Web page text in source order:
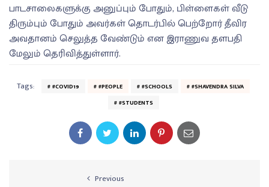
பாடசாலைகளுக்கு அனுப்பும் போதும், பிள்ளைகள் வீடு
திரும்பும் போதும் அவர்கள் தொடர்பில் பெற்றோர் தீவிர
அவதானம் செலுத்த வேண்டும் என இராணுவ தளபதி
மேலும் தெரிவித்துள்ளார்.
Tags: #COVID19 #PEOPLE #SCHOOLS
#SHAVENDRA SILVA
#STUDENTS
Previous